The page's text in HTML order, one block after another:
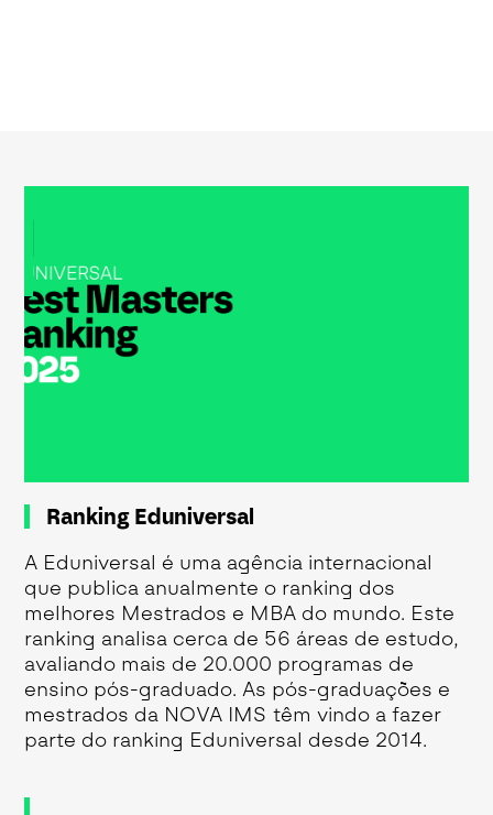
Ranking Eduniversal
A Eduniversal é uma agência internacional
que publica anualmente o ranking dos
melhores Mestrados e MBA do mundo. Este
ranking analisa cerca de 56 áreas de estudo,
avaliando mais de 20.000 programas de
ensino pós-graduado. As pós-graduações e
mestrados da NOVA IMS têm vindo a fazer
parte do ranking Eduniversal desde 2014.